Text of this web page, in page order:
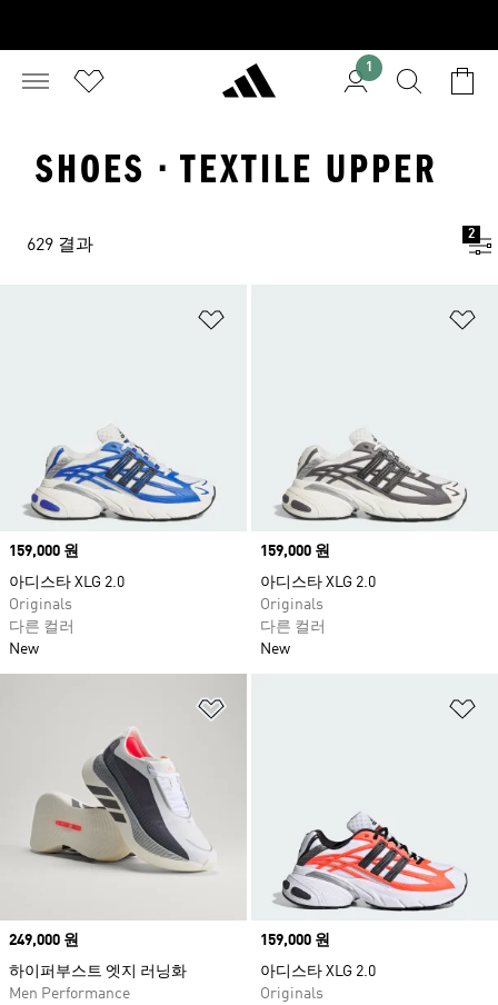
1
SHOES · TEXTILE UPPER
629 결과
2
Price
159,000 원
아디스타 XLG 2.0
Originals
다른 컬러
New
Price
159,000 원
아디스타 XLG 2.0
Originals
다른 컬러
New
Price
249,000 원
하이퍼부스트 엣지 러닝화
Men Performance
Price
159,000 원
아디스타 XLG 2.0
Originals